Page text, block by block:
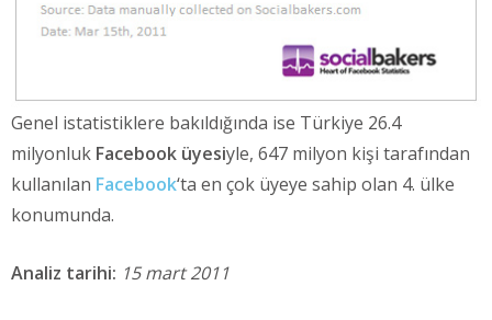
Genel istatistiklere bakıldığında ise Türkiye 26.4
milyonluk Facebook üyesiyle, 647 milyon kişi tarafından
kullanılan Facebook‘ta en çok üyeye sahip olan 4. ülke
konumunda.
Analiz tarihi: 15 mart 2011